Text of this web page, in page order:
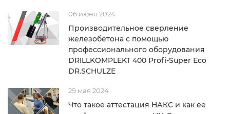
06 июня 2024
Производительное сверление
железобетона с помощью
профессионального оборудования
DRILLKOMPLEKT 400 Profi-Super Eco
DR.SCHULZE
29 мая 2024
Что такое аттестация НАКС и как ее